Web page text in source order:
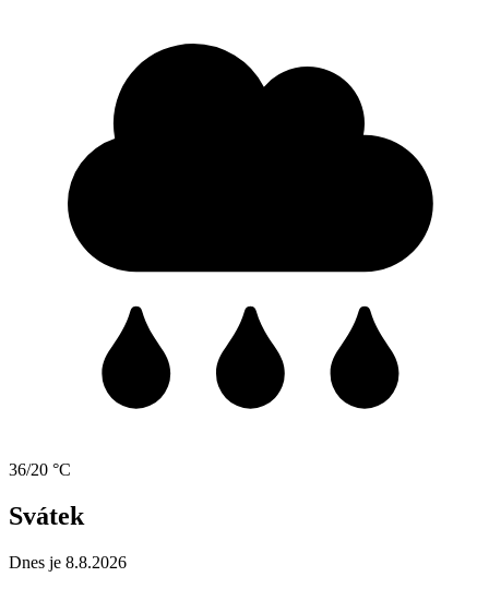
36/20 °C
Svátek
Dnes je 8.8.2026